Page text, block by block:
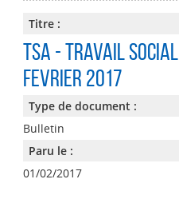
Titre :
TSA - Travail
FEVRIER 2017
Type de document :
Bulletin
Paru le :
01/02/2017